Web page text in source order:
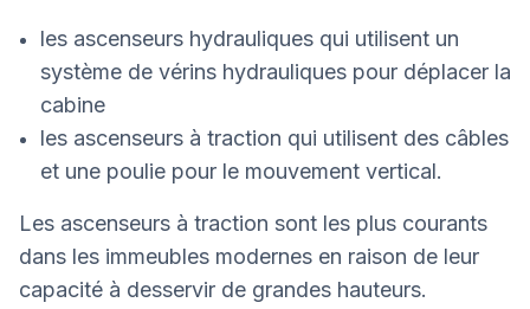
les ascenseurs hydrauliques qui utilisent un
système de vérins hydrauliques pour déplacer la
cabine
les ascenseurs à traction qui utilisent des câbles
et une poulie pour le mouvement vertical.
Les ascenseurs à traction sont les plus courants
dans les immeubles modernes en raison de leur
capacité à desservir de grandes hauteurs.